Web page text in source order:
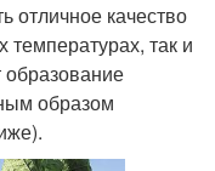
отличное качество
так и
образование
образом